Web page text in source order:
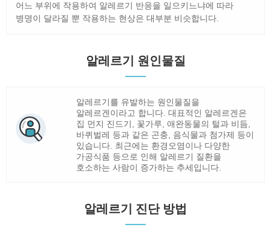
어느 부위에 작용하여 알레르기 반응을 일으키느냐에 따라
병명이 달라질 뿐 작용하는 현상은 대부분 비슷합니다.
알레르기 원인물질
알레르기를 유발하는 원인물질을
알레르겐이라고 합니다. 대표적인 알레르겐은
집 먼지 진드기, 꽃가루, 애완동물의 털과 비듬,
바퀴벌레 등과 같은 곤충, 음식물과 첨가제 등이
있습니다. 최근에는 환경오염이나 다양한
가공식품 등으로 인해 알레르기 질환을
호소하는 사람이 증가하는 추세입니다.
알레르기 진단 방법